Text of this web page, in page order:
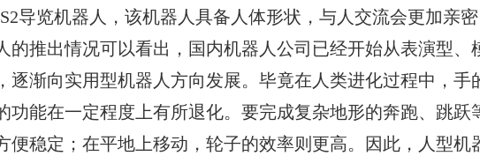
导览机器人，该机器人具备人体形状，与人交流会更加亲
的推出情况可以看出，国内机器人公司已经开始从表演型、
逐渐向实用型机器人方向发展。毕竟在人类进化过程中，手
功能在一定程度上有所退化。要完成复杂地形的奔跑、跳跃
便稳定；在平地上移动，轮子的效率则更高。因此，人型机